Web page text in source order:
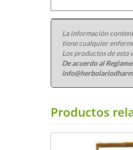
La información
tiene cualquier
Los productos de esta
De acuerdo al
Productos